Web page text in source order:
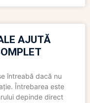
AJUTĂ
întreabă dacă nu
Întrebarea este
depinde direct